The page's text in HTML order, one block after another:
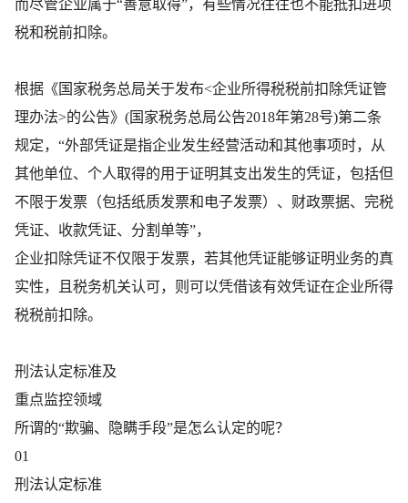
而尽管企业属于“善意取得”，有些情况往往也不能抵扣进项
税和税前扣除。
根据《国家税务总局关于发布<企业所得税税前扣除凭证管
理办法>的公告》(国家税务总局公告2018年第28号)第二条
规定，“外部凭证是指企业发生经营活动和其他事项时，从
其他单位、个人取得的用于证明其支出发生的凭证，包括但
不限于发票（包括纸质发票和电子发票）、财政票据、完税
凭证、收款凭证、分割单等”，
企业扣除凭证不仅限于发票，若其他凭证能够证明业务的真
实性，且税务机关认可，则可以凭借该有效凭证在企业所得
税税前扣除。
刑法认定标准及
重点监控领域
所谓的“欺骗、隐瞒手段”是怎么认定的呢？
01
刑法认定标准